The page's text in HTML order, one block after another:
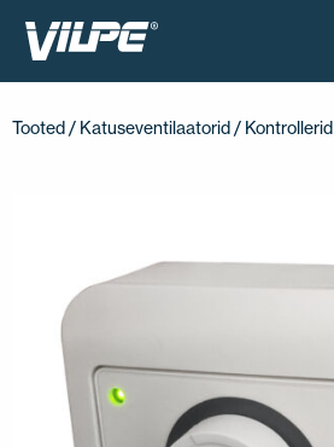
AKTUAALNE
VÕTA MEIEGA ÜHENDUST
FI USA SV SV-FI
Tooted / Katuseventilaatorid / Kontrollerid